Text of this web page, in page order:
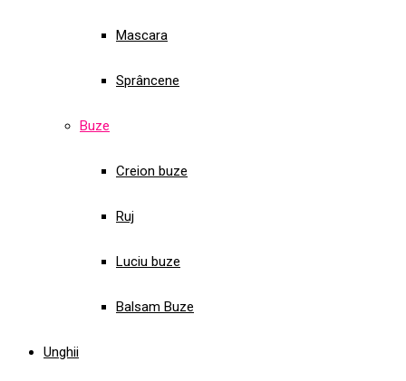
Mascara
Sprâncene
Buze
Creion buze
Ruj
Luciu buze
Balsam Buze
Unghii